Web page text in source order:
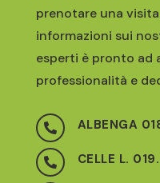
prenotare una
informazioni sui
esperti è pronto ad
professionalità e
 ALBENGA
 CELLE L.